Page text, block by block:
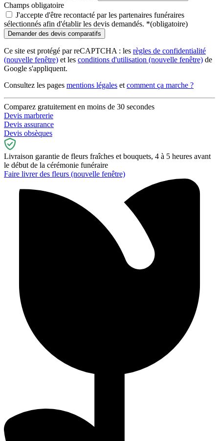
Champs obligatoire
J'accepte d'être recontacté par les partenaires funéraires
sélectionnés afin d'établir les devis demandés. *(obligatoire)
Ce site est protégé par reCAPTCHA : les règles de confidentialité
(nouvelle fenêtre) et les conditions d'utilisation (nouvelle fenêtre) de
Google s'appliquent.
Consultez les pages mentions légales et comment ça marche ?
Comparez gratuitement en moins de 30 secondes
Devis marbrerie
Devis assurance
Devis obsèques
Livraison garantie de fleurs fraîches et bouquets, 4 à 5 heures avant
le début de la cérémonie funéraire
Faire livrer des fleurs (nouvelle fenêtre)